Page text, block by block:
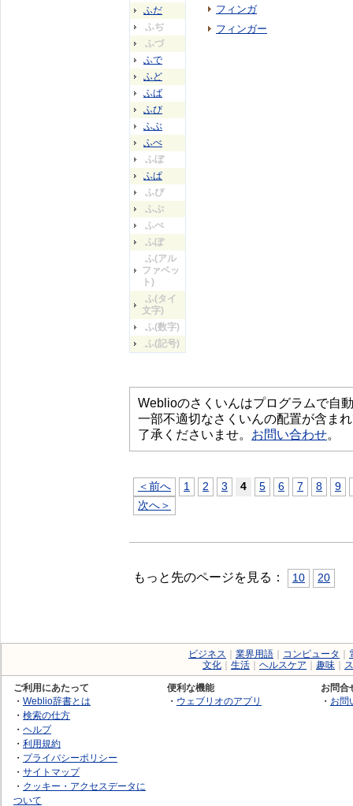
ふだ
ふぢ
ふづ
ふで
ふど
ふば
ふび
ふぶ
ふべ
ふぼ
ふぱ
ふぴ
ふぷ
ふぺ
ふぽ
ふ(アル
ファベッ
ト)
ふ(タイ
文字)
ふ(数字)
ふ(記号)
フィンガ
フィンガー
Weblioのさくいんはプログラムで自
一部不適切なさくいんの配置が含ま
了承くださいませ。 お問い合わせ。
＜前へ 1 2 3 4 5 6 7 8
9
次へ＞
もっと先のページを見る： 10 20
ビジネス 業界用語 コンピュータ
文化
生活 ヘルスケア 趣味
ご利用にあたって
・ Weblio辞書とは
・ 検索の仕方
・ ヘルプ
・ 利用規約
・ プライバシーポリシー
・ サイトマップ
・ クッキー・アクセスデータに
ついて
便利な機能
・ ウェブリオのアプリ
お問合
・ お問